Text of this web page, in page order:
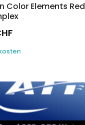
Color Elements Red